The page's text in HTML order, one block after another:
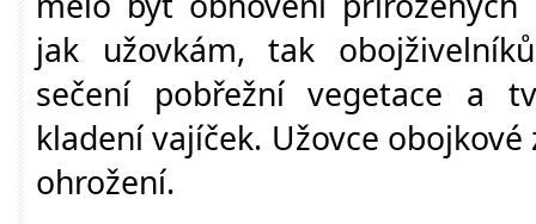
jak užovkám, tak
sečení pobřežní vegetace a
kladení vajíček. Užovce
ohrožení.